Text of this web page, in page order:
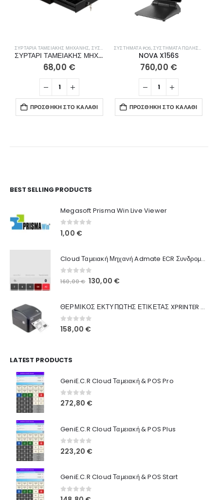
ΣΥΡΤΆΡΙΑ ΤΑΜΕΙΑΚΉΣ ΜΗΧΑΝΉΣ, ΣΥΣΤΉΜΑΤΑ ΠΩΛΉΣΕΩΝ
ΣΥΡΤΑΡΙ ΤΑΜΕΙΑΚΗΣ ΜΗΧΑΝΗΣ DIG-366
68,00 €
ΠΡΟΣΘΉΚΗ ΣΤΟ ΚΑΛΆΘΙ
ΣΥΣΤΉΜΑΤΑ POS,ΣΥΣΤΉΜΑΤΑ ΠΩΛΉΣΕΩΝ
NOVA X156S
760,00 €
ΠΡΟΣΘΉΚΗ ΣΤΟ ΚΑΛΆΘΙ
BEST SELLING PRODUCTS
Megasoft Prisma Win Live Viewer
0 out of 5
1,00 €
Cloud Ταμειακή Μηχανή Admate ECR Συνδρομή 12 μηνών
out of 5
160,00€ Original
160,00 €.
130,00 €Η
είναι:
ΘΕΡΜΙΚΟΣ ΕΚΤΥΠΩΤΗΣ ΕΤΙΚΕΤΑΣ XPRINTER XP-420B
0out of 5
158,00 €
LATEST PRODUCTS
GeniE.C.R Cloud Ταμειακή & POS Pro
0out of 5
272,80 €
GeniE.C.R Cloud Ταμειακή & POS Plus
0out of 5
223,20 €
GeniE.C.R Cloud Ταμειακή & POS Start
0out of 5
Ο Λογαριασμός μου
Στοιχεία λογαριασμού
Παραγγελίες
Πληροφορίες Καταστήματος
Ποιοι Είμαστε
Γιατί Εμάς
Blog
Όροι Χρήσης
Τρόποι Αγοράς
Τρόποι Πληρωμής
Τρόποι Αποστολής
Ασφάλεια Πληρωμών